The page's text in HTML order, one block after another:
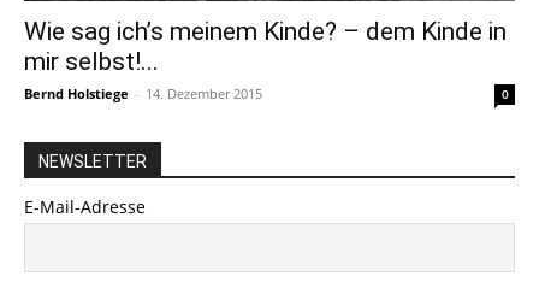
Wie sag ich’s meinem Kinde? – dem Kinde in
mir selbst!...
Bernd Holstiege - 14. Dezember 2015 0
NEWSLETTER
E-Mail-Adresse